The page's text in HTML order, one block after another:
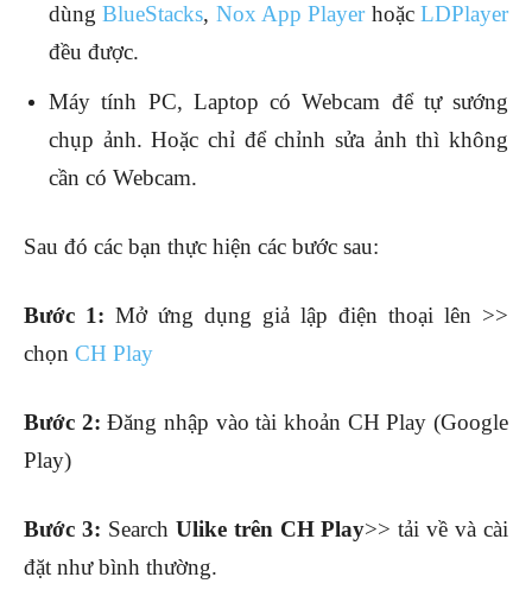
dùngBlueStacks, Nox App PlayerhoặcLDPlayer
đều được.
Máy tính PC, Laptop có Webcam để tự sướng
chụp ảnh. Hoặc chỉ để chỉnh sửa ảnh thì không
cần có Webcam.
Sau đó các bạn thực hiện các bước sau:
Bước 1: Mở ứng dụng giả lập điện thoại lên >>
chọn CH Play
Bước 2: Đăng nhập vào tài khoản CH Play (Google
Play)
Bước 3: Search Ulike trên CH Play>> tải về và cài
đặt như bình thường.